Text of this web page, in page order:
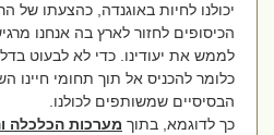
יכולנו לחיות באוגנדה, כהצעתו של
הכיסופים לחזור לארץ בה אנחנו
לממש את יעודינו. כדי לא לבעוט בדלי
כלומר להכניס אל תוך תחומי חיינו
הבסיסיים שמשותפים לכולנו.
כך לדוגמא, בתוךמערכות הכלכלה